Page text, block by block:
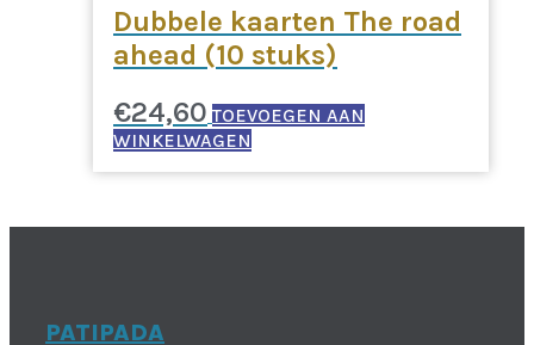
Dubbele kaarten The road
ahead (10 stuks)
€24,60 TOEVOEGEN AAN
WINKELWAGEN
PATIPADA